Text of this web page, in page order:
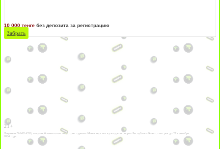
10 000 тенге без депозита за регистрацию
Забрать
21+
Лицензии №24514359, выданной комитетом индустрии туризма Министерства культуры и спорта Республики Казахстан срок до 27 сентября
2034 года.